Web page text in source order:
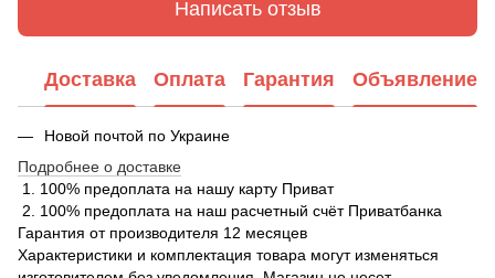
Написать отзыв
Доставка Оплата Гарантия Объявление
Новой почтой по Украине
Подробнее о доставке
1. 100% предоплата на нашу карту Приват
2. 100% предоплата на наш расчетный счёт Приватбанка
Гарантия от производителя 12 месяцев
Характеристики и комплектация товара могут изменяться